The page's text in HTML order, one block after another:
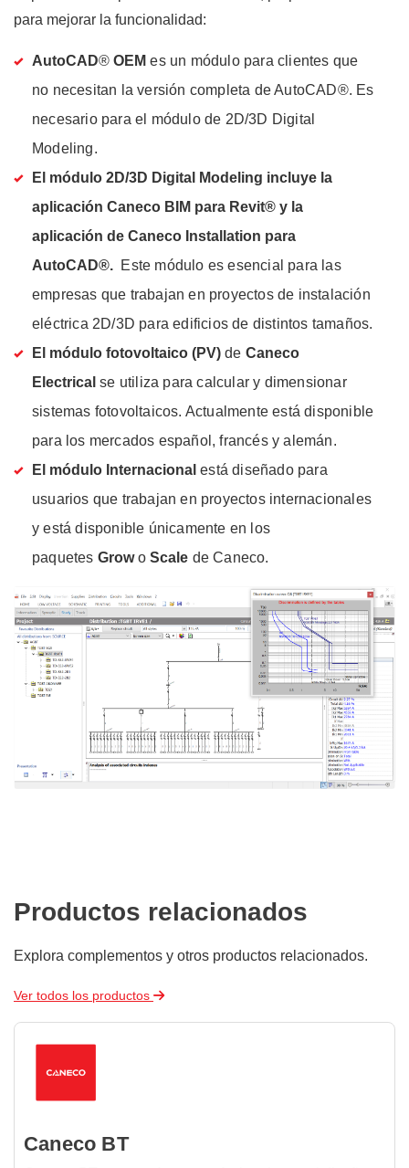
para mejorar la funcionalidad:
AutoCAD® OEM es un módulo para clientes que
no necesitan la versión completa de AutoCAD®. Es
necesario para el módulo de 2D/3D Digital
Modeling.
El módulo 2D/3D Digital Modeling incluye la
aplicación Caneco BIM para Revit® y la
aplicación de Caneco Installation para
AutoCAD®. Este módulo es esencial para las
empresas que trabajan en proyectos de instalación
eléctrica 2D/3D para edificios de distintos tamaños.
El módulo fotovoltaico (PV) de Caneco
Electrical se utiliza para calcular y dimensionar
sistemas fotovoltaicos. Actualmente está disponible
para los mercados español, francés y alemán.
El módulo Internacional está diseñado para
usuarios que trabajan en proyectos internacionales
y está disponible únicamente en los
paquetes GrowoScale de Caneco.
Productos relacionados
Explora complementos y otros productos relacionados.
Ver todos los productos
Caneco BT